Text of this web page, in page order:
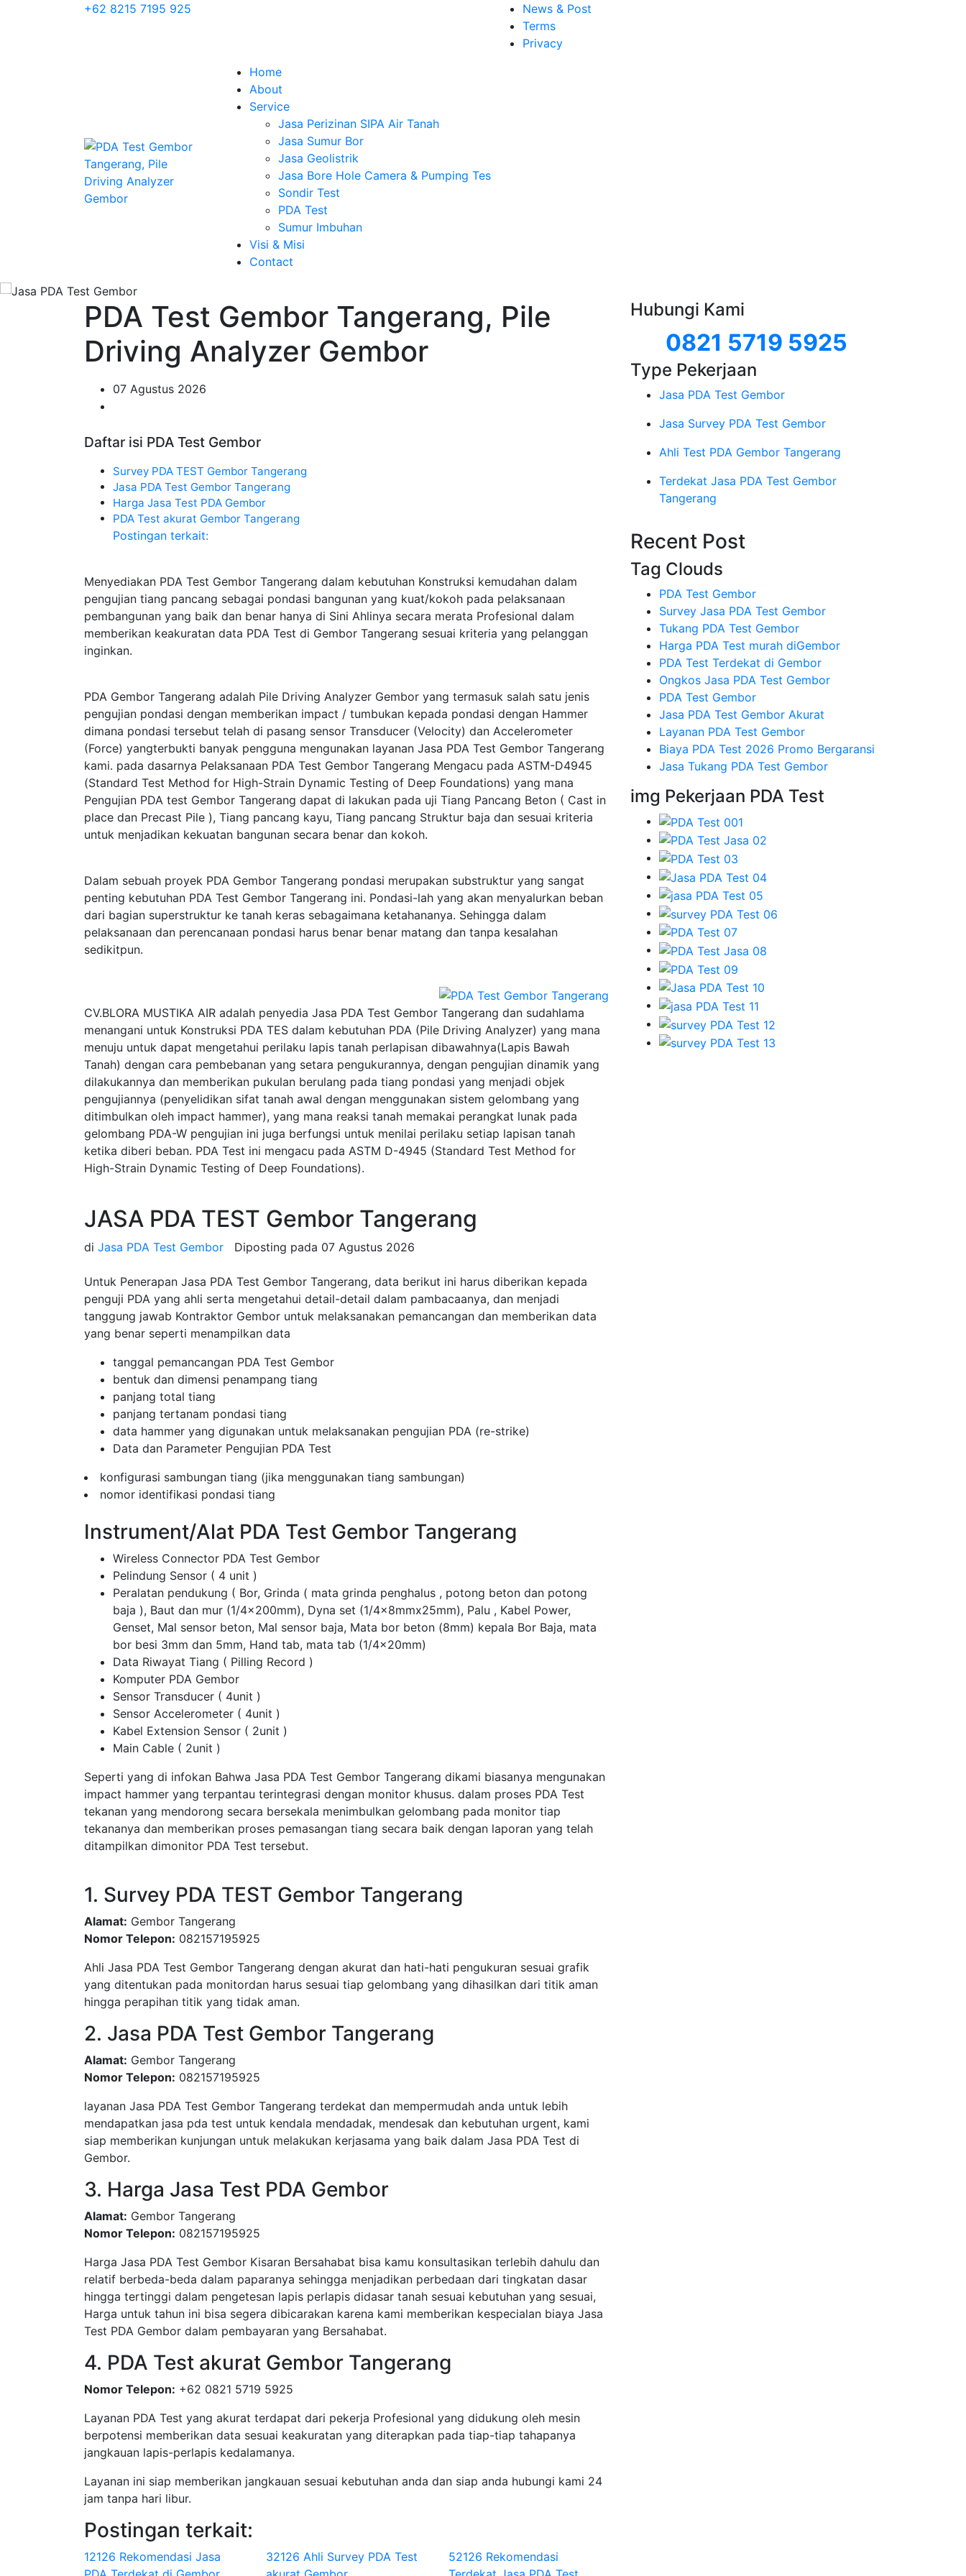
+62 8215 7195 925
News & Post
Terms
Privacy
Home
About
Service
Jasa Perizinan SIPA Air Tanah
Jasa Sumur Bor
Jasa Geolistrik
Jasa Bore Hole Camera & Pumping Tes
Sondir Test
PDA Test
Sumur Imbuhan
Visi & Misi
Contact
PDA Test Gembor Tangerang, Pile
Driving Analyzer Gembor
07 Agustus 2026
Daftar isi PDA Test Gembor
Survey PDA TEST Gembor Tangerang
Jasa PDA Test Gembor Tangerang
Harga Jasa Test PDA Gembor
PDA Test akurat Gembor Tangerang
Postingan terkait:
Menyediakan PDA Test Gembor Tangerang dalam kebutuhan Konstruksi kemudahan dalam
pengujian tiang pancang sebagai pondasi bangunan yang kuat/kokoh pada pelaksanaan
pembangunan yang baik dan benar hanya di Sini Ahlinya secara merata Profesional dalam
memberikan keakuratan data PDA Test di Gembor Tangerang sesuai kriteria yang pelanggan
inginkan.
PDA Gembor Tangerang adalah Pile Driving Analyzer Gembor yang termasuk salah satu jenis
pengujian pondasi dengan memberikan impact / tumbukan kepada pondasi dengan Hammer
dimana pondasi tersebut telah di pasang sensor Transducer (Velocity) dan Accelerometer
(Force) yangterbukti banyak pengguna mengunakan layanan Jasa PDA Test Gembor Tangerang
kami. pada dasarnya Pelaksanaan PDA Test Gembor Tangerang Mengacu pada ASTM-D4945
(Standard Test Method for High-Strain Dynamic Testing of Deep Foundations) yang mana
Pengujian PDA test Gembor Tangerang dapat di lakukan pada uji Tiang Pancang Beton ( Cast in
place dan Precast Pile ), Tiang pancang kayu, Tiang pancang Struktur baja dan sesuai kriteria
untuk menjadikan kekuatan bangunan secara benar dan kokoh.
Dalam sebuah proyek PDA Gembor Tangerang pondasi merupakan substruktur yang sangat
penting kebutuhan PDA Test Gembor Tangerang ini. Pondasi-lah yang akan menyalurkan beban
dari bagian superstruktur ke tanah keras sebagaimana ketahananya. Sehingga dalam
pelaksanaan dan perencanaan pondasi harus benar benar matang dan tanpa kesalahan
sedikitpun.
CV.BLORA MUSTIKA AIR adalah penyedia Jasa PDA Test Gembor Tangerang dan sudahlama
menangani untuk Konstruksi PDA TES dalam kebutuhan PDA (Pile Driving Analyzer) yang mana
menuju untuk dapat mengetahui perilaku lapis tanah perlapisan dibawahnya(Lapis Bawah
Tanah) dengan cara pembebanan yang setara pengukurannya, dengan pengujian dinamik yang
dilakukannya dan memberikan pukulan berulang pada tiang pondasi yang menjadi objek
pengujiannya (penyelidikan sifat tanah awal dengan menggunakan sistem gelombang yang
ditimbulkan oleh impact hammer), yang mana reaksi tanah memakai perangkat lunak pada
gelombang PDA-W pengujian ini juga berfungsi untuk menilai perilaku setiap lapisan tanah
ketika diberi beban. PDA Test ini mengacu pada ASTM D-4945 (Standard Test Method for
High-Strain Dynamic Testing of Deep Foundations).
JASA PDA TEST Gembor Tangerang
di Jasa PDA Test Gembor Diposting pada 07 Agustus 2026
Untuk Penerapan Jasa PDA Test Gembor Tangerang, data berikut ini harus diberikan kepada
penguji PDA yang ahli serta mengetahui detail-detail dalam pambacaanya, dan menjadi
tanggung jawab Kontraktor Gembor untuk melaksanakan pemancangan dan memberikan data
yang benar seperti menampilkan data
tanggal pemancangan PDA Test Gembor
bentuk dan dimensi penampang tiang
panjang total tiang
panjang tertanam pondasi tiang
data hammer yang digunakan untuk melaksanakan pengujian PDA (re-strike)
Data dan Parameter Pengujian PDA Test
konfigurasi sambungan tiang (jika menggunakan tiang sambungan)
nomor identifikasi pondasi tiang
Instrument/Alat PDA Test Gembor Tangerang
Wireless Connector PDA Test Gembor
Pelindung Sensor ( 4 unit )
Peralatan pendukung ( Bor, Grinda ( mata grinda penghalus , potong beton dan potong
baja ), Baut dan mur (1/4x200mm), Dyna set (1/4x8mmx25mm), Palu , Kabel Power,
Genset, Mal sensor beton, Mal sensor baja, Mata bor beton (8mm) kepala Bor Baja, mata
bor besi 3mm dan 5mm, Hand tab, mata tab (1/4x20mm)
Data Riwayat Tiang ( Pilling Record )
Komputer PDA Gembor
Sensor Transducer ( 4unit )
Sensor Accelerometer ( 4unit )
Kabel Extension Sensor ( 2unit )
Main Cable ( 2unit )
Seperti yang di infokan Bahwa Jasa PDA Test Gembor Tangerang dikami biasanya mengunakan
impact hammer yang terpantau terintegrasi dengan monitor khusus. dalam proses PDA Test
tekanan yang mendorong secara bersekala menimbulkan gelombang pada monitor tiap
tekananya dan memberikan proses pemasangan tiang secara baik dengan laporan yang telah
ditampilkan dimonitor PDA Test tersebut.
1. Survey PDA TEST Gembor Tangerang
Alamat: Gembor Tangerang
Nomor Telepon: 082157195925
Ahli Jasa PDA Test Gembor Tangerang dengan akurat dan hati-hati pengukuran sesuai grafik
yang ditentukan pada monitordan harus sesuai tiap gelombang yang dihasilkan dari titik aman
hingga perapihan titik yang tidak aman.
2. Jasa PDA Test Gembor Tangerang
Alamat: Gembor Tangerang
Nomor Telepon: 082157195925
layanan Jasa PDA Test Gembor Tangerang terdekat dan mempermudah anda untuk lebih
mendapatkan jasa pda test untuk kendala mendadak, mendesak dan kebutuhan urgent, kami
siap memberikan kunjungan untuk melakukan kerjasama yang baik dalam Jasa PDA Test di
Gembor.
3. Harga Jasa Test PDA Gembor
Alamat: Gembor Tangerang
Nomor Telepon: 082157195925
Harga Jasa PDA Test Gembor Kisaran Bersahabat bisa kamu konsultasikan terlebih dahulu dan
relatif berbeda-beda dalam paparanya sehingga menjadikan perbedaan dari tingkatan dasar
hingga tertinggi dalam pengetesan lapis perlapis didasar tanah sesuai kebutuhan yang sesuai,
Harga untuk tahun ini bisa segera dibicarakan karena kami memberikan kespecialan biaya Jasa
Test PDA Gembor dalam pembayaran yang Bersahabat.
4. PDA Test akurat Gembor Tangerang
Nomor Telepon: +62 0821 5719 5925
Layanan PDA Test yang akurat terdapat dari pekerja Profesional yang didukung oleh mesin
berpotensi memberikan data sesuai keakuratan yang diterapkan pada tiap-tiap tahapanya
jangkauan lapis-perlapis kedalamanya.
Layanan ini siap memberikan jangkauan sesuai kebutuhan anda dan siap anda hubungi kami 24
jam tanpa hari libur.
Postingan terkait:
12126 Rekomendasi Jasa
32126 Ahli Survey PDA Test
52126 Rekomendasi
Hubungi Kami
0821 5719 5925
Type Pekerjaan
Jasa PDA Test Gembor
Jasa Survey PDA Test Gembor
Ahli Test PDA Gembor Tangerang
Terdekat Jasa PDA Test Gembor
Tangerang
Recent Post
Tag Clouds
PDA Test Gembor
Survey Jasa PDA Test Gembor
Tukang PDA Test Gembor
Harga PDA Test murah diGembor
PDA Test Terdekat di Gembor
Ongkos Jasa PDA Test Gembor
PDA Test Gembor
Jasa PDA Test Gembor Akurat
Layanan PDA Test Gembor
Biaya PDA Test 2026 Promo Bergaransi
Jasa Tukang PDA Test Gembor
img Pekerjaan PDA Test